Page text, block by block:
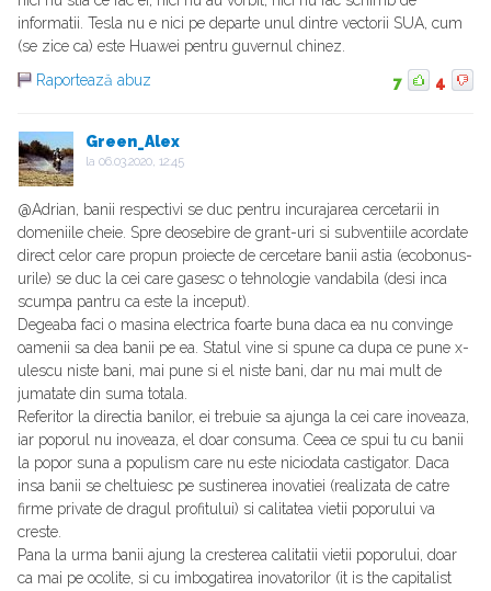
informatii. Tesla nu e nici pe departe unul dintre vectorii SUA, cum
(se zice ca) este Huawei pentru guvernul chinez.
Raportează abuz
7 4
Green_Alex
la 06.03.2020, 12:45
@Adrian, banii respectivi se duc pentru incurajarea cercetarii in
domeniile cheie. Spre deosebire de grant-uri si subventiile acordate
direct celor care propun proiecte de cercetare banii astia (ecobonus-
urile) se duc la cei care gasesc o tehnologie vandabila (desi inca
scumpa pantru ca este la inceput).
Degeaba faci o masina electrica foarte buna daca ea nu convinge
oamenii sa dea banii pe ea. Statul vine si spune ca dupa ce pune x-
ulescu niste bani, mai pune si el niste bani, dar nu mai mult de
jumatate din suma totala.
Referitor la directia banilor, ei trebuie sa ajunga la cei care inoveaza,
iar poporul nu inoveaza, el doar consuma. Ceea ce spui tu cu banii
la popor suna a populism care nu este niciodata castigator. Daca
insa banii se cheltuiesc pe sustinerea inovatiei (realizata de catre
firme private de dragul profitului) si calitatea vietii poporului va
creste.
Pana la urma banii ajung la cresterea calitatii vietii poporului, doar
ca mai pe ocolite, si cu imbogatirea inovatorilor (it is the capitalist